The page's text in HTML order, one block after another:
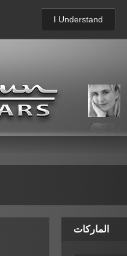
I Understand
الماركات